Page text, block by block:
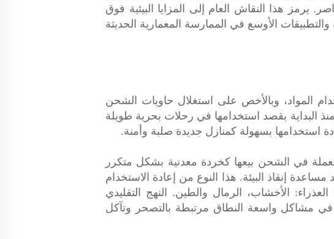
يرمز هذا النقاش العام إلى المزايا البيئية فوق
الأوسع في الممارسة المعمارية الحديثة
المواد، وبالأخص على استغلال حاويات الشحن
منذ البداية بقصد استخدامها في رحلات بحرية طويلة
بسهولة كمنازل جديدة صلبة وأمنة.
في الشحن بيعها كخردة معدنية بشكل متكرر
إنقاذ البيئة. هذا النوع من إعادة الاستخدام
الأخشاب، الرمال والطين. النهج التقليدي
في مشاكل واسعة النطاق مرتبطة بالتصحر وتآكل